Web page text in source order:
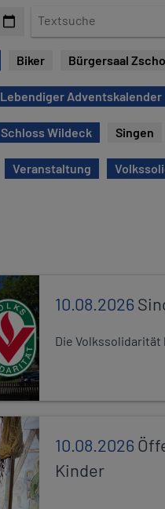
t
s
u
h
Biker Bürgersaal
Lebendiger Adventskalender
Schloss Wildeck Singen
Veranstaltung
10.08.2026
Die Volkssolidarität
10.08.2026
Kinder